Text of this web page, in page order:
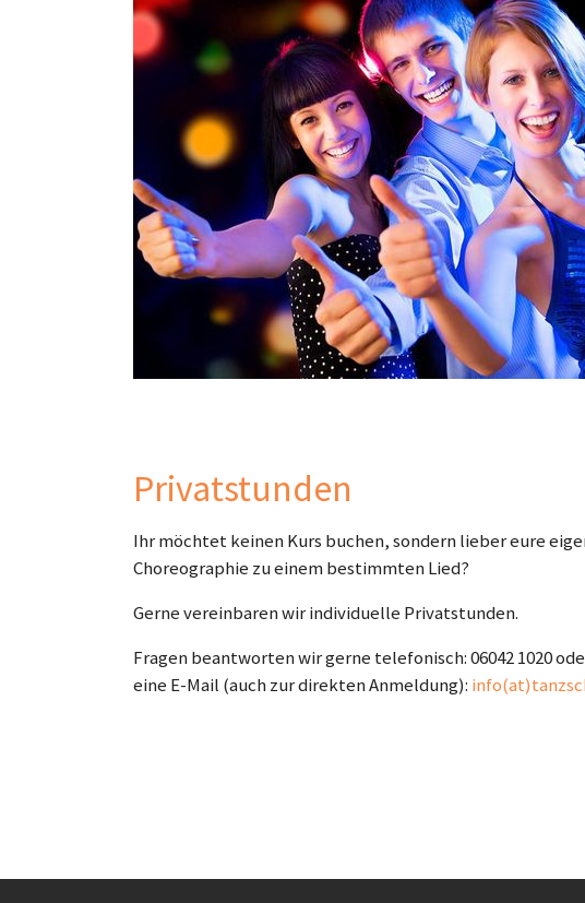
Privatstunden
Ihr möchtet keinen Kurs buchen, sondern lieber eure
Choreographie zu einem bestimmten Lied?
Gerne vereinbaren wir individuelle Privatstunden.
Fragen beantworten wir gerne telefonisch: 06042 1020
eine E-Mail (auch zur direkten Anmeldung):